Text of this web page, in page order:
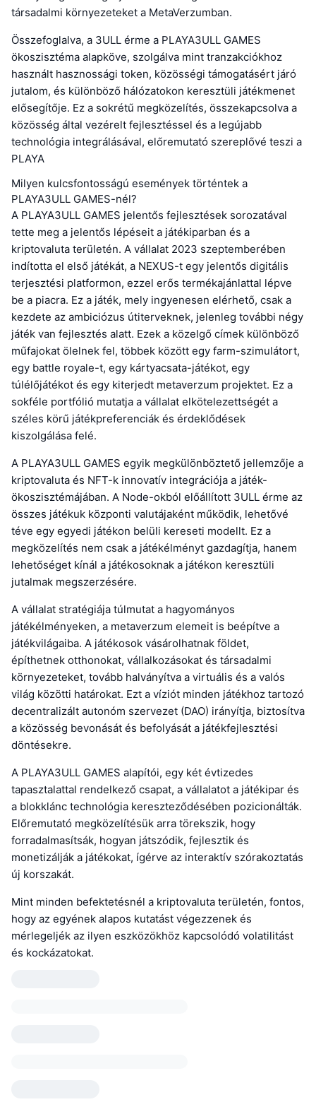
társadalmi környezeteket a MetaVerzumban.
Összefoglalva, a 3ULL érme a PLAYA3ULL GAMES
ökoszisztéma alapköve, szolgálva mint tranzakciókhoz
használt hasznossági token, közösségi támogatásért járó
jutalom, és különböző hálózatokon keresztüli játékmenet
elősegítője. Ez a sokrétű megközelítés, összekapcsolva a
közösség által vezérelt fejlesztéssel és a legújabb
technológia integrálásával, előremutató szereplővé teszi a
PLAYA
Milyen kulcsfontosságú események történtek a
PLAYA3ULL GAMES-nél?
A PLAYA3ULL GAMES jelentős fejlesztések sorozatával
tette meg a jelentős lépéseit a játékiparban és a
kriptovaluta területén. A vállalat 2023 szeptemberében
indította el első játékát, a NEXUS-t egy jelentős digitális
terjesztési platformon, ezzel erős termékajánlattal lépve
be a piacra. Ez a játék, mely ingyenesen elérhető, csak a
kezdete az ambiciózus útiterveknek, jelenleg további négy
játék van fejlesztés alatt. Ezek a közelgő címek különböző
műfajokat ölelnek fel, többek között egy farm-szimulátort,
egy battle royale-t, egy kártyacsata-játékot, egy
túlélőjátékot és egy kiterjedt metaverzum projektet. Ez a
sokféle portfólió mutatja a vállalat elkötelezettségét a
széles körű játékpreferenciák és érdeklődések
kiszolgálása felé.
A PLAYA3ULL GAMES egyik megkülönböztető jellemzője a
kriptovaluta és NFT-k innovatív integrációja a játék-
ökoszisztémájában. A Node-okból előállított 3ULL érme az
összes játékuk központi valutájaként működik, lehetővé
téve egy egyedi játékon belüli kereseti modellt. Ez a
megközelítés nem csak a játékélményt gazdagítja, hanem
lehetőséget kínál a játékosoknak a játékon keresztüli
jutalmak megszerzésére.
A vállalat stratégiája túlmutat a hagyományos
játékélményeken, a metaverzum elemeit is beépítve a
játékvilágaiba. A játékosok vásárolhatnak földet,
építhetnek otthonokat, vállalkozásokat és társadalmi
környezeteket, tovább halványítva a virtuális és a valós
világ közötti határokat. Ezt a víziót minden játékhoz tartozó
decentralizált autonóm szervezet (DAO) irányítja, biztosítva
a közösség bevonását és befolyását a játékfejlesztési
döntésekre.
A PLAYA3ULL GAMES alapítói, egy két évtizedes
tapasztalattal rendelkező csapat, a vállalatot a játékipar és
a blokklánc technológia kereszteződésében pozicionálták.
Előremutató megközelítésük arra törekszik, hogy
forradalmasítsák, hogyan játszódik, fejlesztik és
monetizálják a játékokat, ígérve az interaktív szórakoztatás
új korszakát.
Mint minden befektetésnél a kriptovaluta területén, fontos,
hogy az egyének alapos kutatást végezzenek és
mérlegeljék az ilyen eszközökhöz kapcsolódó volatilitást
és kockázatokat.